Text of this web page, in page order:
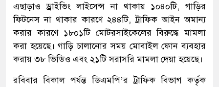
এছাড়াও ড্রাইভিং লাইসেন্স না থাকায় ১০৪০টি, গাড়ির
ফিটনেস না থাকার কারণে ২৪৪টি, ট্রাফিক আইন অমান্য
করার কারণে ১৮০১টি মোটরসাইকেলের বিরুদ্ধে মামলা
করা হয়েছে। গাড়ি চালানোর সময় মোবাইল ফোন ব্যবহার
করায় ৩৮ ভিডিও এবং ২১টি সরাসরি মামলা দেয়া হয়েছে।
রবিবার বিকাল পর্যন্ত ডিএমপি’র ট্রাফিক বিভাগ কর্তৃক